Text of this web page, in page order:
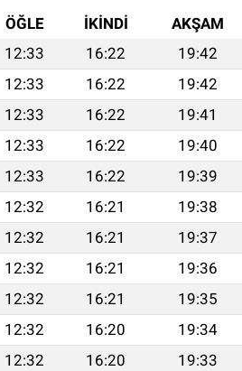
ÖĞLE İKINDI AKŞAM
12:33 16:22 19:42
12:33 16:22 19:42
12:33 16:22 19:41
12:33 16:22 19:40
12:33 16:22 19:39
12:32 16:21 19:38
12:32 16:21 19:37
12:32 16:21 19:36
12:32 16:21 19:35
12:32 16:20 19:34
12:32 16:20 19:33